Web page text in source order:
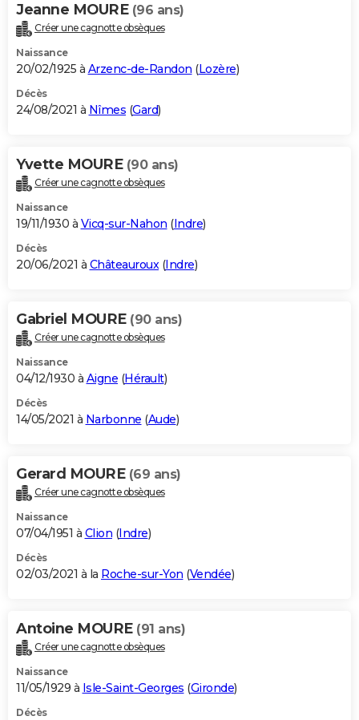
Jeanne MOURE (96 ans)
Créer une cagnotte obsèques
Naissance
20/02/1925 à Arzenc-de-Randon (Lozère)
Décès
24/08/2021 à Nîmes (Gard)
Yvette MOURE (90 ans)
Créer une cagnotte obsèques
Naissance
19/11/1930 à Vicq-sur-Nahon (Indre)
Décès
20/06/2021 à Châteauroux(Indre)
Gabriel MOURE (90 ans)
Créer une cagnotte obsèques
Naissance
04/12/1930 à Aigne (Hérault)
Décès
14/05/2021 à Narbonne (Aude)
Gerard MOURE (69 ans)
Créer une cagnotte obsèques
Naissance
07/04/1951 à Clion (Indre)
Décès
02/03/2021 à la Roche-sur-Yon (Vendée)
Antoine MOURE (91 ans)
Créer une cagnotte obsèques
Naissance
11/05/1929 à Isle-Saint-Georges (Gironde)
Décès